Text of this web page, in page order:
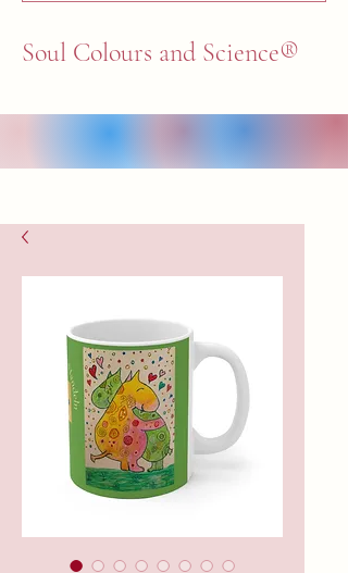
Soul Colours and Science®